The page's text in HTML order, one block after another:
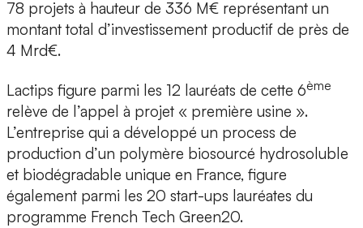
78 projets à hauteur de 336 M€ représentant un
montant total d’investissement productif de près de
4 Mrd€.
Lactips figure parmi les 12 lauréats de cette 6ème
relève de l’appel à projet « première usine ».
L’entreprise qui a développé un process de
production d’un polymère biosourcé hydrosoluble
et biodégradable unique en France, figure
également parmi les 20 start-ups lauréates du
programme French Tech Green20.